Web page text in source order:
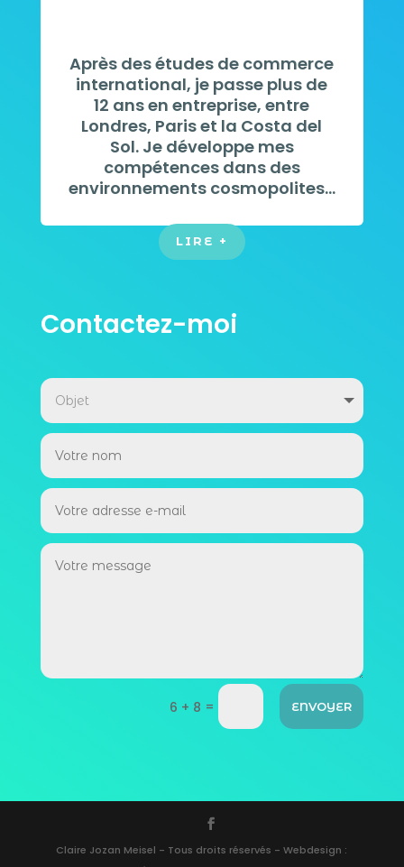
Après des études de commerce
international, je passe plus de
12 ans en entreprise, entre
Londres, Paris et la Costa del
Sol. Je développe mes
compétences dans des
environnements cosmopolites...
LIRE +
Contactez-moi
6 + 8 = ENVOYER
Claire Jozan Meisel - Tous droits réservés - Webdesign :